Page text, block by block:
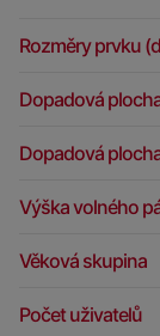
Rozměry prvku
Dopadová
Dopadová
Výška volného
Věková skupina
Počet uživatelů